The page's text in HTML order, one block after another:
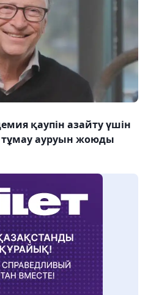
қаупін азайту үшін
ауруын жоюды